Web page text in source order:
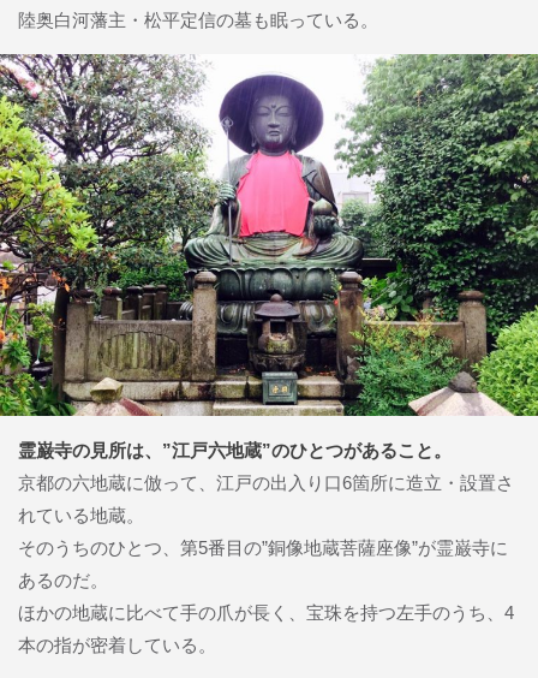
陸奥白河藩主・松平定信の墓も眠っている。
霊巌寺の見所は、”江戸六地蔵”のひとつがあること。
京都の六地蔵に倣って、江戸の出入り口6箇所に造立・設置さ
れている地蔵。
そのうちのひとつ、第5番目の”銅像地蔵菩薩座像”が霊巌寺に
あるのだ。
ほかの地蔵に比べて手の爪が長く、宝珠を持つ左手のうち、4
本の指が密着している。